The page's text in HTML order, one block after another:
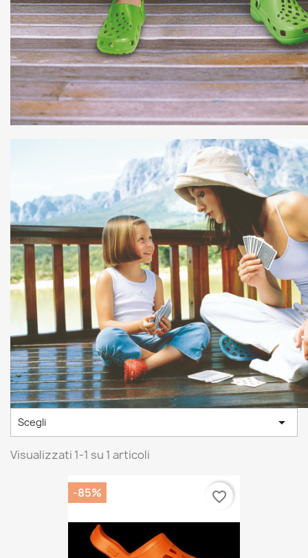
Scegli 
Visualizzati 1-1 su 1 articoli
-85% favorite_border